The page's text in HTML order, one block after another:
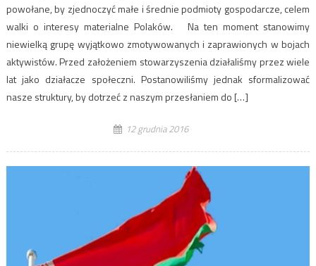
powołane, by zjednoczyć małe i średnie podmioty gospodarcze, celem
walki o interesy materialne Polaków. Na ten moment stanowimy
niewielką grupę wyjątkowo zmotywowanych i zaprawionych w bojach
aktywistów. Przed założeniem stowarzyszenia działaliśmy przez wiele
lat jako działacze społeczni. Postanowiliśmy jednak sformalizować
nasze struktury, by dotrzeć z naszym przesłaniem do […]
12 grudnia 2016